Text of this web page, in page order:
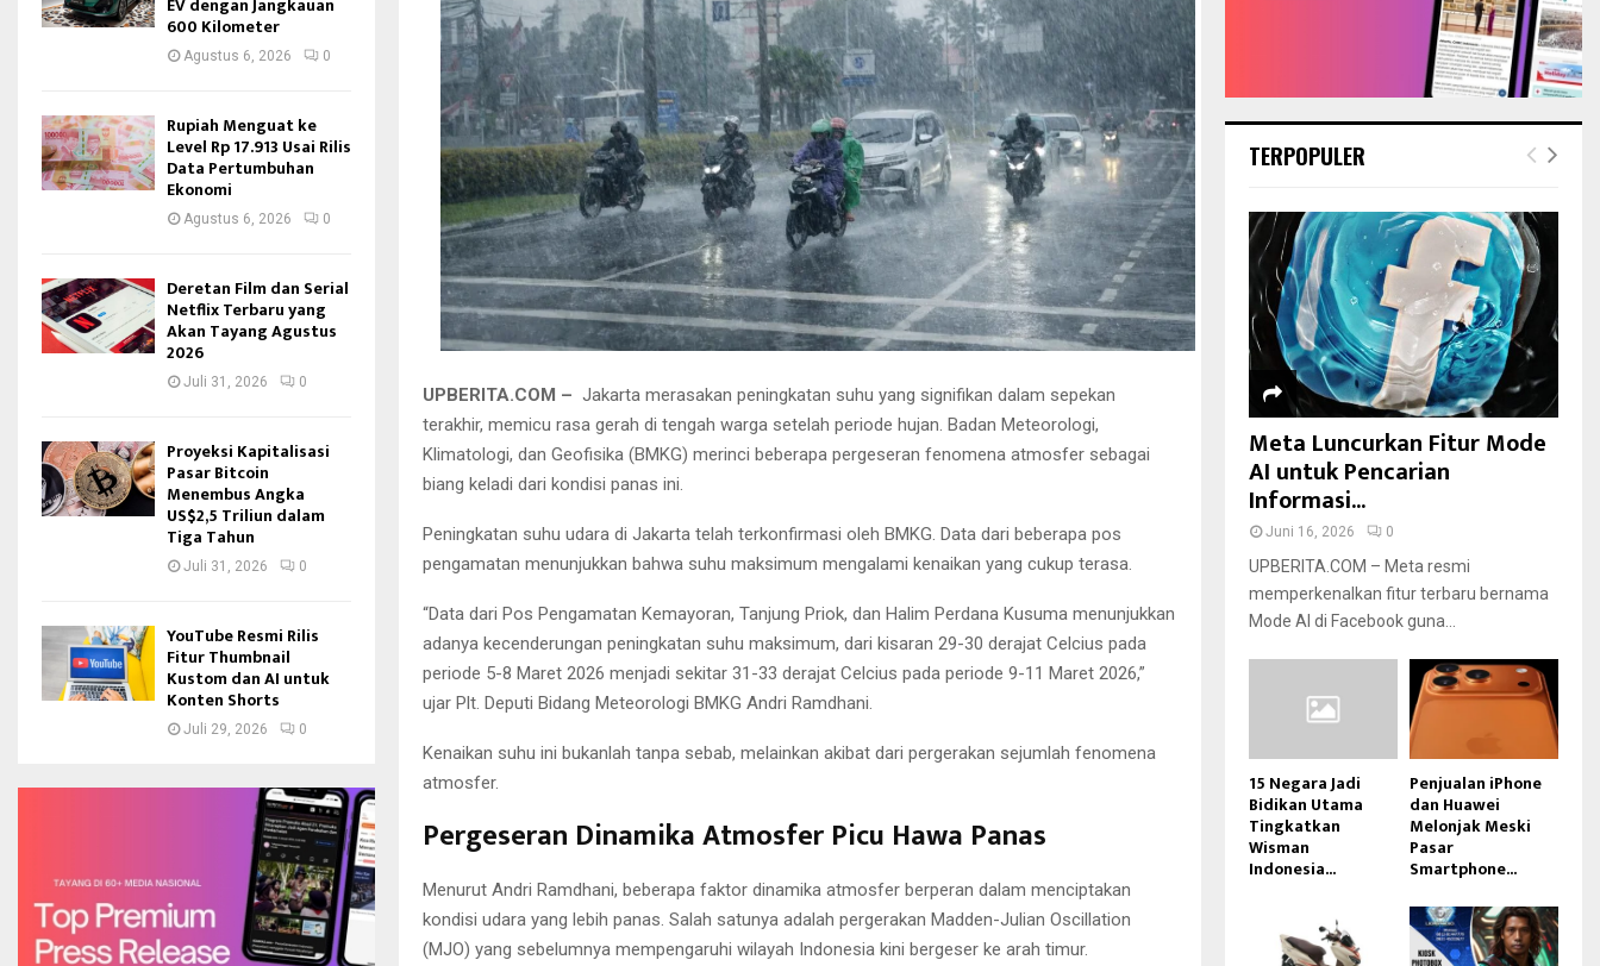
UPBERITA.COM – Jakarta merasakan peningkatan suhu yang signifikan dalam sepekan
terakhir, memicu rasa gerah di tengah warga setelah periode hujan. Badan Meteorologi,
Klimatologi, dan Geofisika (BMKG) merinci beberapa pergeseran fenomena atmosfer sebagai
biang keladi dari kondisi panas ini.
Peningkatan suhu udara di Jakarta telah terkonfirmasi oleh BMKG. Data dari beberapa pos
pengamatan menunjukkan bahwa suhu maksimum mengalami kenaikan yang cukup terasa.
“Data dari Pos Pengamatan Kemayoran, Tanjung Priok, dan Halim Perdana Kusuma menunjukkan
adanya kecenderungan peningkatan suhu maksimum, dari kisaran 29-30 derajat Celcius pada
periode 5-8 Maret 2026 menjadi sekitar 31-33 derajat Celcius pada periode 9-11 Maret 2026,”
ujar Plt. Deputi Bidang Meteorologi BMKG Andri Ramdhani.
Kenaikan suhu ini bukanlah tanpa sebab, melainkan akibat dari pergerakan sejumlah fenomena
atmosfer.
Pergeseran Dinamika Atmosfer Picu Hawa Panas
Menurut Andri Ramdhani, beberapa faktor dinamika atmosfer berperan dalam menciptakan
kondisi udara yang lebih panas. Salah satunya adalah pergerakan Madden-Julian Oscillation
(MJO) yang sebelumnya mempengaruhi wilayah Indonesia kini bergeser ke arah timur.
600 Kilometer
Agustus 6, 2026 0
Rupiah Menguat ke
Level Rp 17.913 Usai Rilis
Data Pertumbuhan
Ekonomi
Agustus 6, 2026 0
Deretan Film dan Serial
Netflix Terbaru yang
Akan Tayang Agustus
2026
Juli 31, 2026 0
Proyeksi Kapitalisasi
Pasar Bitcoin
Menembus Angka
US$2,5 Triliun dalam
Tiga Tahun
Juli 31, 2026 0
YouTube Resmi Rilis
Fitur Thumbnail
Kustom dan AI untuk
Konten Shorts
Juli 29, 2026 0
TERPOPULER
Meta Luncurkan Fitur Mode
AI untuk Pencarian
Informasi...
Juni 16, 2026 0
UPBERITA.COM – Meta resmi
memperkenalkan fitur terbaru bernama
Mode AI di Facebook guna...
15 Negara Jadi
Bidikan Utama
Tingkatkan
Wisman
Indonesia...
Penjualan iPhone
dan Huawei
Melonjak Meski
Pasar
Smartphone...